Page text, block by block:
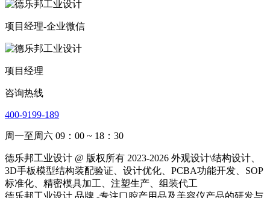
项目经理-企业微信
项目经理
咨询热线
400-9199-189
周一至周六 09：00 ~ 18：30
德乐邦工业设计 @ 版权所有 2023-2026 外观设计\结构设计、
3D手板模型结构装配验证、设计优化、PCBA功能开发、SOP
标准化、精密模具加工、注塑生产、组装代工